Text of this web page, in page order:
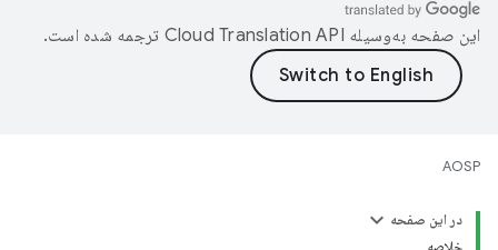
این صفحه به‌وسیله ترجمه شده است.
AOSP
در این صفحه
خلاصه